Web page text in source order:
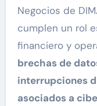
Negocios de
cumplen un rol
financiero y
brechas de
interrupciones
asociados a